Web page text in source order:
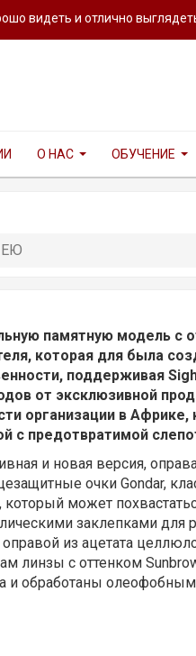
видеть и отлично
О НАС ОБУЧЕНИЕ
памятную модель с
которая для была
поддерживая
от эксклюзивной
организации в Африке,
с предотвратимой
и новая версия,
очки Gondar,
может
заклепками для
из ацетата
линзы с оттенком
и обработаны